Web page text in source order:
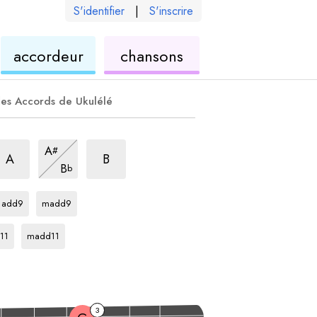
S'identifier | S'inscrire
accordeurukuléléchansons
Accords de Ukulélé
A
A#
arpège
Bb
maj7
B
Eb
add9
madd9
madd11
3